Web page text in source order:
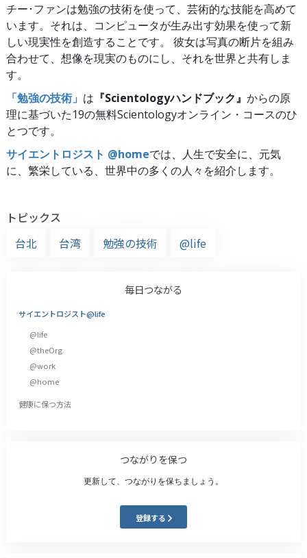
チー･ファンは勉強の技術を使って、芸術的な技能を高めて
います。それは、コンピュータが生み出す効果を使って新
しい現実性を創造することです。 彼女は写真の断片を組み
合わせて、想像を現実のものにし、それを世界と共有しま
す。
「勉強の技術」 は 『Scientologyハンドブック』 からの原
理に基づいた19の無料Scientologyオンライン・コースのひ
とつです。
サイエントロジスト @homeでは、人生で安全に、元気
に、繁栄している、世界中の多くの人々を紹介します。
トピックス
台北
台湾 勉強の技術 @life
毎日つながる
サイエントロジスト@life
@life
@theOrg
@work
@home
健康に保つ方法
つながりを保つ
更新して、つながりを保ちましょう。
登録する